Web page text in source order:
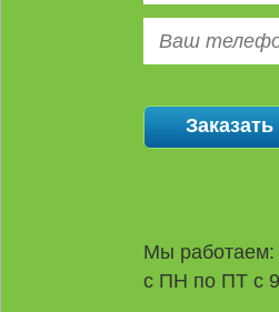
Мы работаем:
с ПН по ПТ с